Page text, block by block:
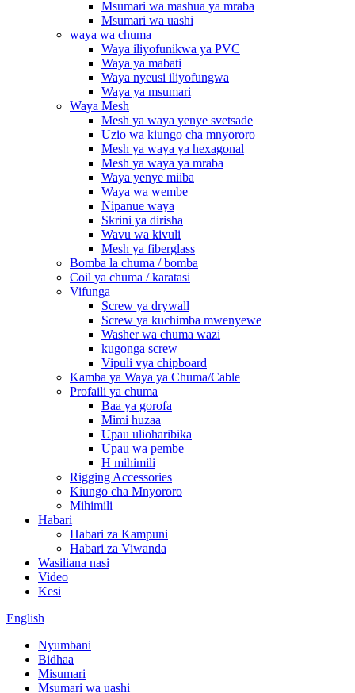
Msumari wa mashua ya mraba
Msumari wa uashi
waya wa chuma
Waya iliyofunikwa ya PVC
Waya ya mabati
Waya nyeusi iliyofungwa
Waya ya msumari
Waya Mesh
Mesh ya waya yenye svetsade
Uzio wa kiungo cha mnyororo
Mesh ya waya ya hexagonal
Mesh ya waya ya mraba
Waya yenye miiba
Waya wa wembe
Nipanue waya
Skrini ya dirisha
Wavu wa kivuli
Mesh ya fiberglass
Bomba la chuma / bomba
Coil ya chuma / karatasi
Vifunga
Screw ya drywall
Screw ya kuchimba mwenyewe
Washer wa chuma wazi
kugonga screw
Vipuli vya chipboard
Kamba ya Waya ya Chuma/Cable
Profaili ya chuma
Baa ya gorofa
Mimi huzaa
Upau ulioharibika
Upau wa pembe
H mihimili
Rigging Accessories
Kiungo cha Mnyororo
Mihimili
Habari
Habari za Kampuni
Habari za Viwanda
Wasiliana nasi
Video
Kesi
English
Nyumbani
Bidhaa
Misumari
Msumari wa uashi